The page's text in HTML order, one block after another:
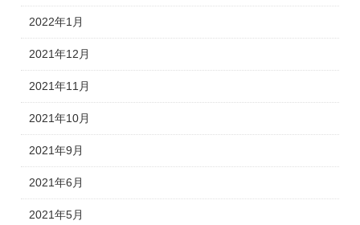
2022年1月
2021年12月
2021年11月
2021年10月
2021年9月
2021年6月
2021年5月